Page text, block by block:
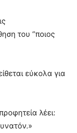
του “ποιος
εύκολα για
λέει: